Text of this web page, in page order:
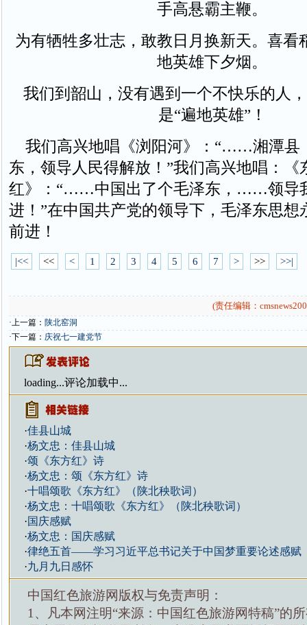
手高悬霸主鞭。
为有牺牲多壮志，敢教日月换新天。喜看
地英雄下夕烟。
我们到韶山，没有遇到一个不快乐的人
是“遍地英雄”！
我们高兴地唱《浏阳河》：“……湘潭县
东，领导人民得解放！”我们高兴地唱：《
红》：“……中国出了个毛泽东，……领导
进！”在中国共产党的领导下，毛泽东思想
前进！
|<< << < 1 2 3 4 5 6 7 > >> >>|
(责任编辑：
·上一篇： 陕北窑洞
·下一篇： 庆祝七一建党节
loading...评论加载中...
·佳县山城
·杨文忠：佳县山城
·颂《东方红》诗
·杨文忠：颂《东方红》诗
·十唱颂歌《东方红》（陕北秧歌词）
·杨文忠：十唱颂歌《东方红》（陕北秧歌词）
·国庆感赋
·杨文忠：国庆感赋
·律绝五首——学习习近平总书记关于中国梦重要论述感赋
·九月九日感怀
中国红色旅游网版权与免责声明：
1、凡本网注明“来源：中国红色旅游网特稿”的